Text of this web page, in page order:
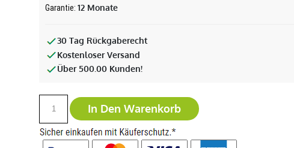
Garantie:12 Monate
30 Tag Rückgaberecht
Kostenloser Versand
Über 500.00 Kunden!
In Den Warenkorb